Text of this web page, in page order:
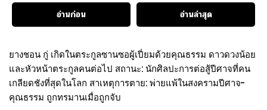
อ่านก่อน
อ่านล่าสุด
ยางชอน กู่ เกิดในตระกูลซานซอผู้เปี่ยมด้วยคุณธรรม ดาวดวงน้อย
และหัวหน้าตระกูลคนต่อไป สถานะ: นักศิลปะการต่อสู้ปีศาจที่คน
เกลียดชังที่สุดในโลก สาเหตุการตาย: พ่ายแพ้ในสงครามปีศาจ-
คุณธรรม ถูกทรมานเมื่อถูกจับ